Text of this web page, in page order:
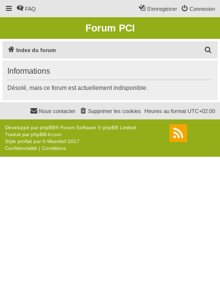
FAQ Connexion
S’enregistrer
Forum PCI
Index du forum
r
c
r
Informations
Désolé, mais ce forum est actuellement indisponible.
Heures au format UTC+02:00
Supprimer les cookies
Nous contacter
Développé parphpBB® Forum Software © phpBB Limited
Traduit parphpBB-fr.com
Style proflat par ©Mazeltof 2017
Confidentialité | Conditions